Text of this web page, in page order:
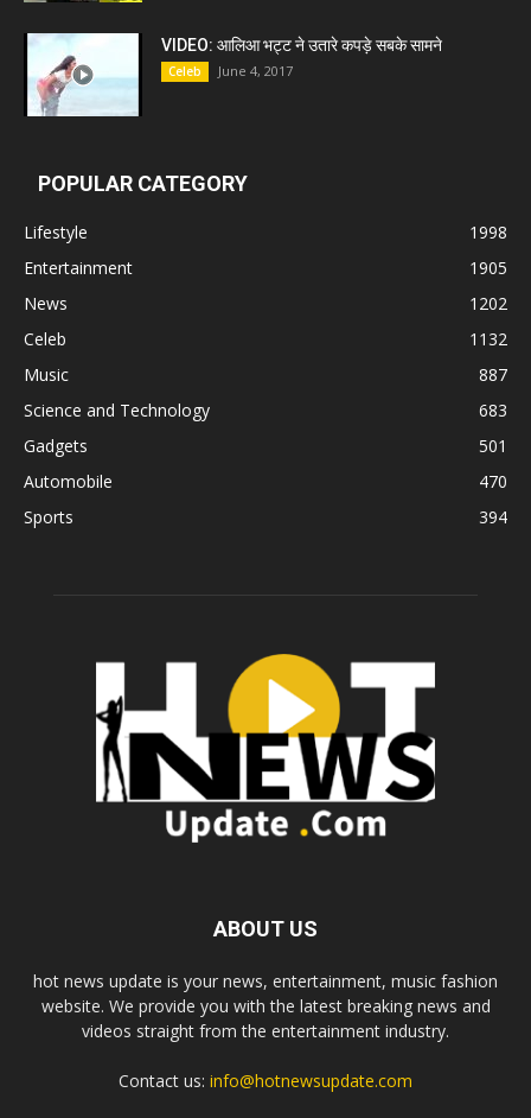
VIDEO: आलिआ भट्ट ने उतारे कपड़े सबके सामने
Celeb June 4, 2017
POPULAR CATEGORY
Lifestyle
1998
Entertainment
1905
News
1202
Celeb
1132
Music
887
Science and Technology
683
Gadgets
501
Automobile
470
Sports
394
ABOUT US
hot news update is your news, entertainment, music fashion
website. We provide you with the latest breaking news and
videos straight from the entertainment industry.
Contact us: info@hotnewsupdate.com